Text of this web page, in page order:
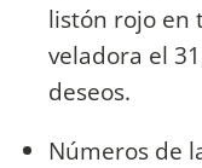
listón rojo en
veladora el
deseos.
Números de